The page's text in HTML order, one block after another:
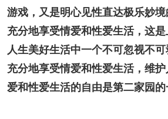
游戏，又是明心见性直达极乐妙境
充分地享受情爱和性爱生活，这
人生美好生活中一个不可忽视不
充分地享受情爱和性爱生活，维
爱和性爱生活的自由是第二家园的